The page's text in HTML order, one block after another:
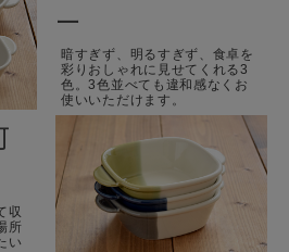
ー
暗すぎず、明るすぎず、食卓を
彩りおしゃれに見せてくれる3
色。3色並べても違和感なくお
使いいただけます。
収
所
い